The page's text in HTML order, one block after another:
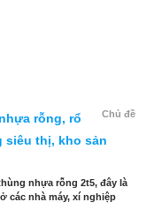
Chủ đề
rỗng, rổ
siêu thị, kho sản
nhựa rỗng 2t5, đây là
các nhà máy, xí nghiệp